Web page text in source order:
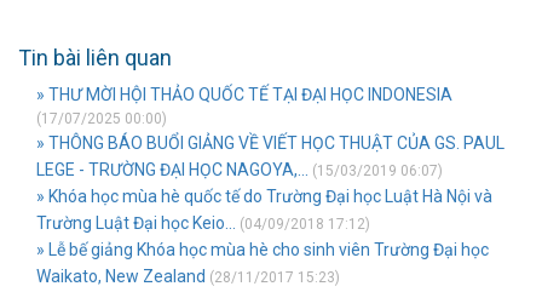
Tin bài liên quan
» THƯ MỜI HỘI THẢO QUỐC TẾ TẠI ĐẠI HỌC INDONESIA
(17/07/2025 00:00)
» THÔNG BÁO BUỔI GIẢNG VỀ VIẾT HỌC THUẬT CỦA GS. PAUL
LEGE - TRƯỜNG ĐẠI HỌC NAGOYA,...
(15/03/2019 06:07)
» Khóa học mùa hè quốc tế do Trường Đại học Luật Hà Nội và
Trường Luật Đại học Keio...
(04/09/2018 17:12)
» Lễ bế giảng Khóa học mùa hè cho sinh viên Trường Đại học
Waikato, New Zealand (28/11/2017 15:23)